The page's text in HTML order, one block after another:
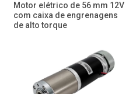
Motor elétrico de 56 mm 12V
com caixa de engrenagens
de alto torque